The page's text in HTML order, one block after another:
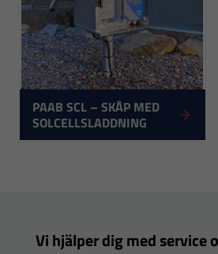
PAAB SCL – SKÅP MED
SOLCELLSLADDNING
Vi hjälper dig med service